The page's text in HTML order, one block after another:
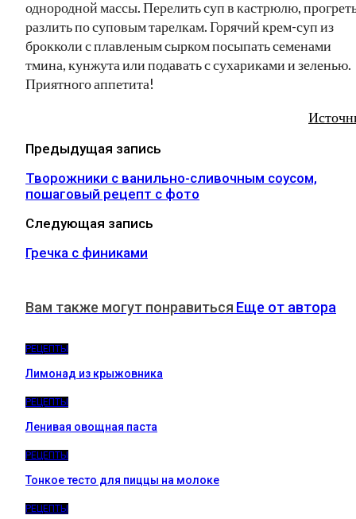
однородной массы. Перелить суп в кастрюлю,
разлить по суповым тарелкам. Горячий крем-суп из
брокколи с плавленым сырком посыпать семенами
тмина, кунжута или подавать с сухариками и зеленью.
Приятного аппетита!
Предыдущая запись
Творожники с ванильно-сливочным соусом,
пошаговый рецепт с фото
Следующая запись
Гречка с финиками
Вам также могут понравиться Еще от автора
РЕЦЕПТЫ
Лимонад из крыжовника
РЕЦЕПТЫ
Ленивая овощная паста
РЕЦЕПТЫ
Тонкое тесто для пиццы на молоке
РЕЦЕПТЫ